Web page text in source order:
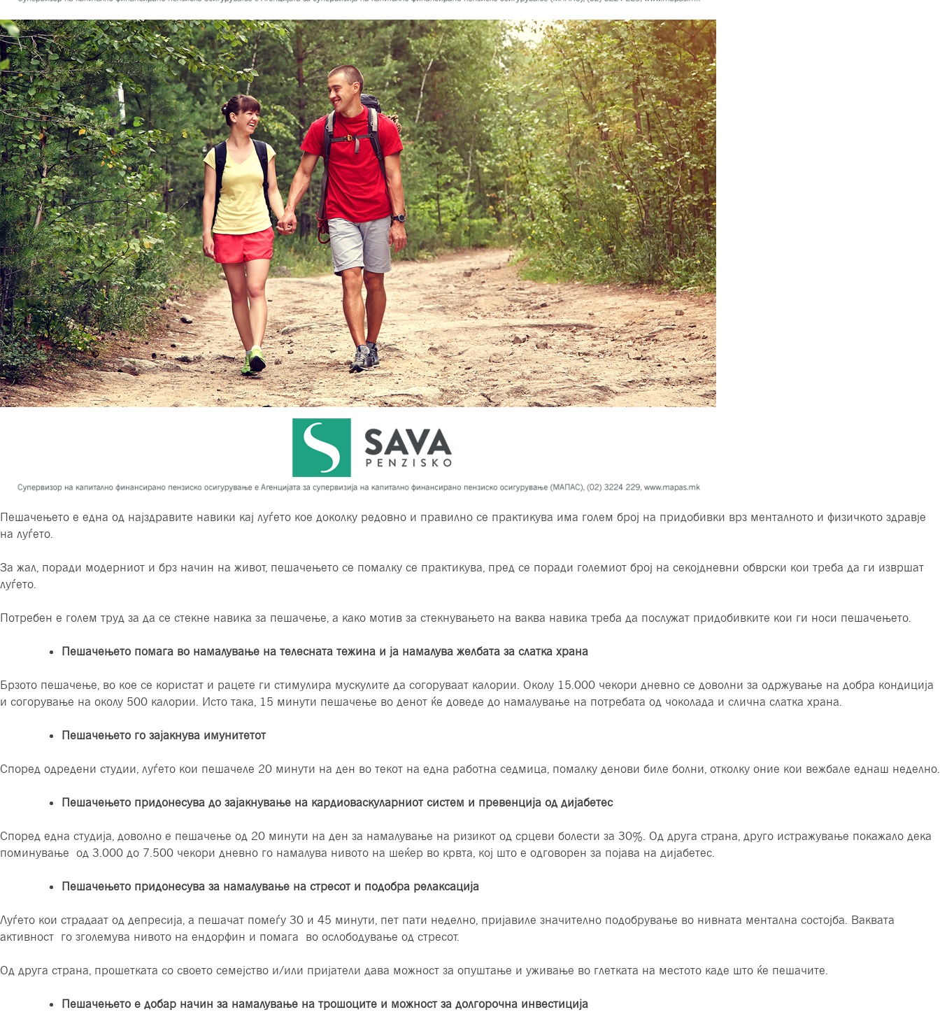
Пешачењето е една од најздравите навики кај луѓето кое доколку редовно и правилно се практикува има голем број на придобивки врз менталното и физичкото здравје
на луѓето.
За жал, поради модерниот и брз начин на живот, пешачењето се помалку се практикува, пред се поради големиот број на секојдневни обврски кои треба да ги извршат
луѓето.
Потребен е голем труд за да се стекне навика за пешачење, а како мотив за стекнувањето на ваква навика треба да послужат придобивките кои ги носи пешачењето.
Пешачењето помага во намалување на телесната тежина и ја намалува желбата за слатка храна
Брзото пешачење, во кое се користат и рацете ги стимулира мускулите да согоруваат калории. Околу 15.000 чекори дневно се доволни за одржување на добра кондиција
и согорување на околу 500 калории. Исто така, 15 минути пешачење во денот ќе доведе до намалување на потребата од чоколада и слична слатка храна.
Пешачењето го зајакнува имунитетот
Според одредени студии, луѓето кои пешачеле 20 минути на ден во текот на една работна седмица, помалку денови биле болни, отколку оние кои вежбале еднаш неделно.
Пешачењето придонесува до зајакнување на кардиоваскуларниот систем и превенција од дијабетес
Според една студија, доволно е пешачење од 20 минути на ден за намалување на ризикот од срцеви болести за 30%. Од друга страна, друго истражување покажало дека
поминување од 3.000 до 7.500 чекори дневно го намалува нивото на шеќер во крвта, кој што е одговорен за појава на дијабетес.
Пешачењето придонесува за намалување на стресот и подобра релаксација
Луѓето кои страдаат од депресија, а пешачат помеѓу 30 и 45 минути, пет пати неделно, пријавиле значително подобрување во нивната ментална состојба. Ваквата
активност го зголемува нивото на ендорфин и помага во ослободување од стресот.
Од друга страна, прошетката со своето семејство и/или пријатели дава можност за опуштање и уживање во глетката на местото каде што ќе пешачите.
Пешачењето е добар начин за намалување на трошоците и можност за долгорочна инвестиција